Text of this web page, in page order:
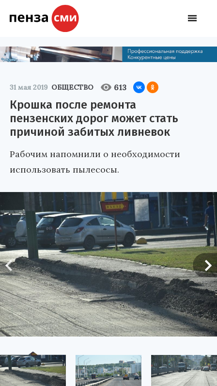
31 мая 2019 ОБЩЕСТВО 613
Крошка после ремонта
пензенских дорог может стать
причиной забитых ливневок
Рабочим напомнили о необходимости
использовать пылесосы.